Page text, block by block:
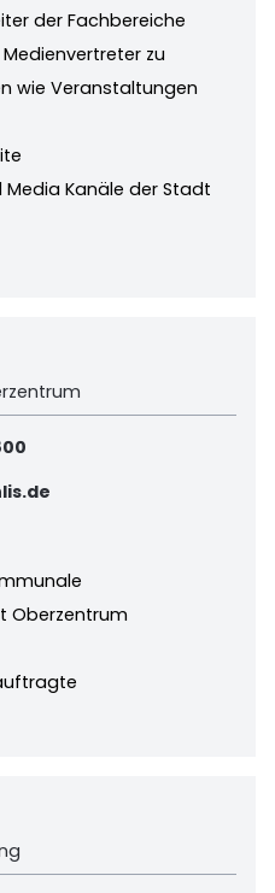
der Fachbereiche
zu
wie Veranstaltungen
Kanäle der Stadt
Oberzentrum